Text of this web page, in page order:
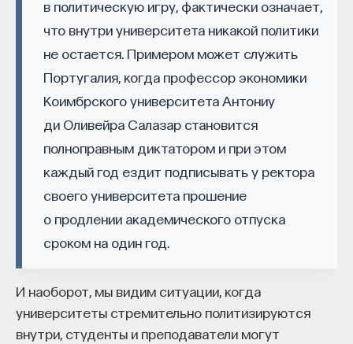
в политическую игру, фактически означает,
что внутри университета никакой политики
не остается. Примером может служить
Португалия, когда профессор экономики
Коимбрского университета Антониу
ди Оливейра Салазар становится
полноправным диктатором и при этом
каждый год ездит подписывать у ректора
своего университета прошение
о продлении академического отпуска
сроком на один год.
И наоборот, мы видим ситуации, когда
университеты стремительно политизируются
внутри, студенты и преподаватели могут